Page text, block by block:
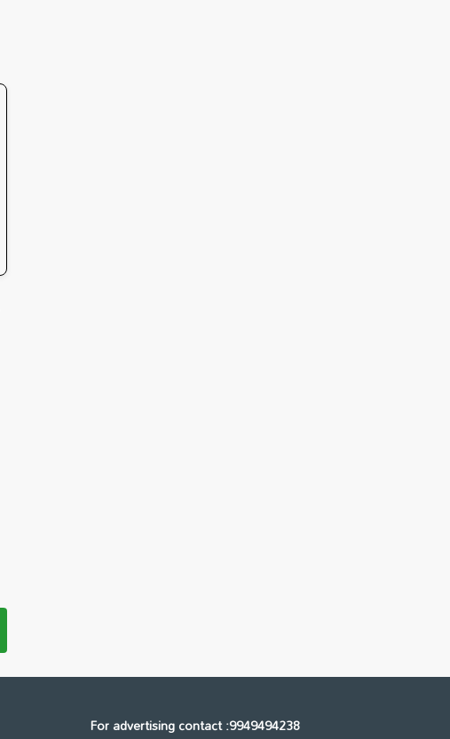
For advertising contact :9949494238